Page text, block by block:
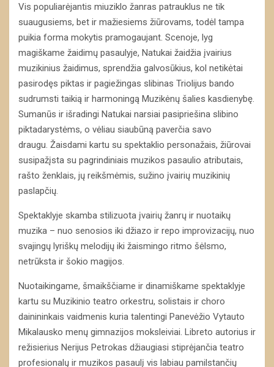
Vis populiarėjantis miuziklo žanras patrauklus ne tik
suaugusiems, bet ir mažiesiems žiūrovams, todėl tampa
puikia forma mokytis pramogaujant. Scenoje, lyg
magiškame žaidimų pasaulyje, Natukai žaidžia įvairius
muzikinius žaidimus, sprendžia galvosūkius, kol netikėtai
pasirodęs piktas ir pagiežingas slibinas Triolijus bando
sudrumsti taikią ir harmoningą Muzikėnų šalies kasdienybę.
Sumanūs ir išradingi Natukai narsiai pasipriešina slibino
piktadarystėms, o vėliau siaubūną paverčia savo
draugu. Žaisdami kartu su spektaklio personažais, žiūrovai
susipažįsta su pagrindiniais muzikos pasaulio atributais,
rašto ženklais, jų reikšmėmis, sužino įvairių muzikinių
paslapčių.
Spektaklyje skamba stilizuota įvairių žanrų ir nuotaikų
muzika – nuo senosios iki džiazo ir repo improvizacijų, nuo
svajingų lyriškų melodijų iki žaismingo ritmo šėlsmo,
netrūksta ir šokio magijos.
Nuotaikingame, šmaikščiame ir dinamiškame spektaklyje
kartu su Muzikinio teatro orkestru, solistais ir choro
dainininkais vaidmenis kuria talentingi Panevėžio Vytauto
Mikalausko menų gimnazijos moksleiviai. Libreto autorius ir
režisierius Nerijus Petrokas džiaugiasi stiprėjančia teatro
profesionalų ir muzikos pasaulį vis labiau pamilstančių